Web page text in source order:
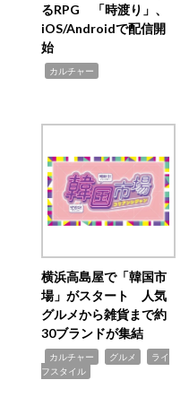
るRPG 「時渡り」、
iOS/Androidで配信開
始
カルチャー
横浜高島屋で「韓国市
場」がスタート 人気
グルメから雑貨まで約
30ブランドが集結
カルチャー グルメ
ライ
フスタイル